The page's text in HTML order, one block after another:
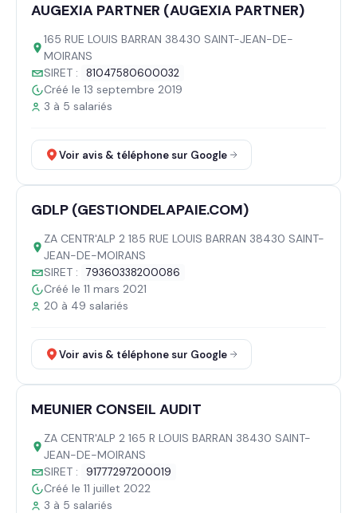
AUGEXIA PARTNER (AUGEXIA PARTNER)
165 RUE LOUIS BARRAN 38430 SAINT-JEAN-DE-
MOIRANS
SIRET :
81047580600032
Créé le 13 septembre 2019
3 à 5 salariés
Voir avis & téléphone sur Google
GDLP (GESTIONDELAPAIE.COM)
ZA CENTR'ALP 2 185 RUE LOUIS BARRAN 38430 SAINT-
JEAN-DE-MOIRANS
SIRET :
79360338200086
Créé le 11 mars 2021
20 à 49 salariés
Voir avis & téléphone sur Google
MEUNIER CONSEIL AUDIT
ZA CENTR'ALP 2 165 R LOUIS BARRAN 38430 SAINT-
JEAN-DE-MOIRANS
SIRET :
91777297200019
Créé le 11 juillet 2022
3 à 5 salariés